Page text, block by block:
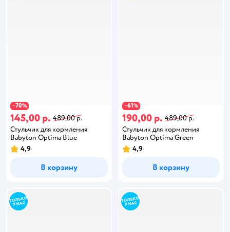
−70%
145,00 р. 489,00 р.
Стульчик для кормления
Babyton Optima Blue
4,9
В корзину
−61%
190,00 р. 489,00 р.
Стульчик для кормления
Babyton Optima Green
4,9
В корзину